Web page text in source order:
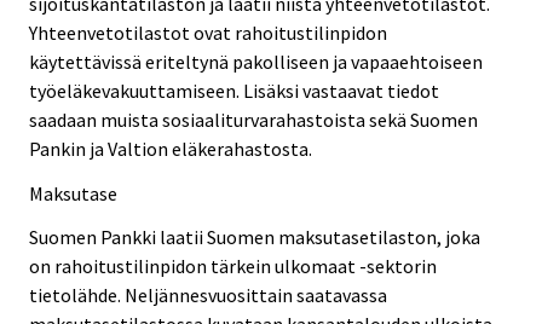
Yhteenvetotilastot ovat rahoitustilinpidon
käytettävissä eriteltynä pakolliseen ja vapaaehtoiseen
työeläkevakuuttamiseen. Lisäksi vastaavat tiedot
saadaan muista sosiaaliturvarahastoista sekä Suomen
Pankin ja Valtion eläkerahastosta.
Maksutase
Suomen Pankki laatii Suomen maksutasetilaston, joka
on rahoitustilinpidon tärkein ulkomaat -sektorin
tietolähde. Neljännesvuosittain saatavassa